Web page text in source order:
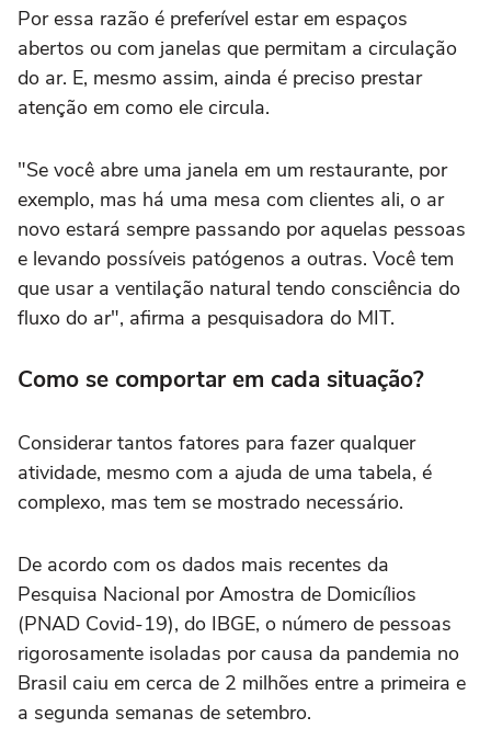
Por essa razão é preferível estar em espaços
abertos ou com janelas que permitam a circulação
do ar. E, mesmo assim, ainda é preciso prestar
atenção em como ele circula.
"Se você abre uma janela em um restaurante, por
exemplo, mas há uma mesa com clientes ali, o ar
novo estará sempre passando por aquelas pessoas
e levando possíveis patógenos a outras. Você tem
que usar a ventilação natural tendo consciência do
fluxo do ar", afirma a pesquisadora do MIT.
Como se comportar em cada situação?
Considerar tantos fatores para fazer qualquer
atividade, mesmo com a ajuda de uma tabela, é
complexo, mas tem se mostrado necessário.
De acordo com os dados mais recentes da
Pesquisa Nacional por Amostra de Domicílios
(PNAD Covid-19), do IBGE, o número de pessoas
rigorosamente isoladas por causa da pandemia no
Brasil caiu em cerca de 2 milhões entre a primeira e
a segunda semanas de setembro.